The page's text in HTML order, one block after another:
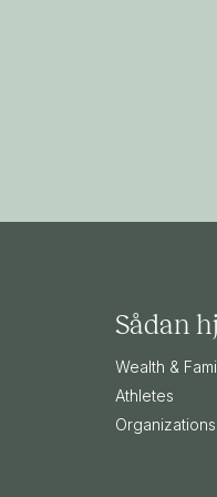
Sådan
Wealth &
Athletes
Organizations